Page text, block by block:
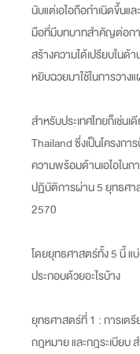
นับแต่เอไอถือกำเนิดขึ้น
มือที่มีบทบาทสำคัญต่อก
สร้างความได้เปรียบในด้
หยิบฉวยมาใช้ในการวา
สำหรับประเทศไทยก็เช่น
Thailand ซึ่งเป็นโครงก
ความพร้อมด้านเอไอใน
ปฏิบัติการผ่าน 5 ยุทธศา
2570
โดยยุทธศาสตร์ทั้ง 5 นี้ แ
ประกอบด้วยอะไรบ้าง
ยุทธศาสตร์ที่ 1 : การเต
กฎหมาย และกฎระเบียบ